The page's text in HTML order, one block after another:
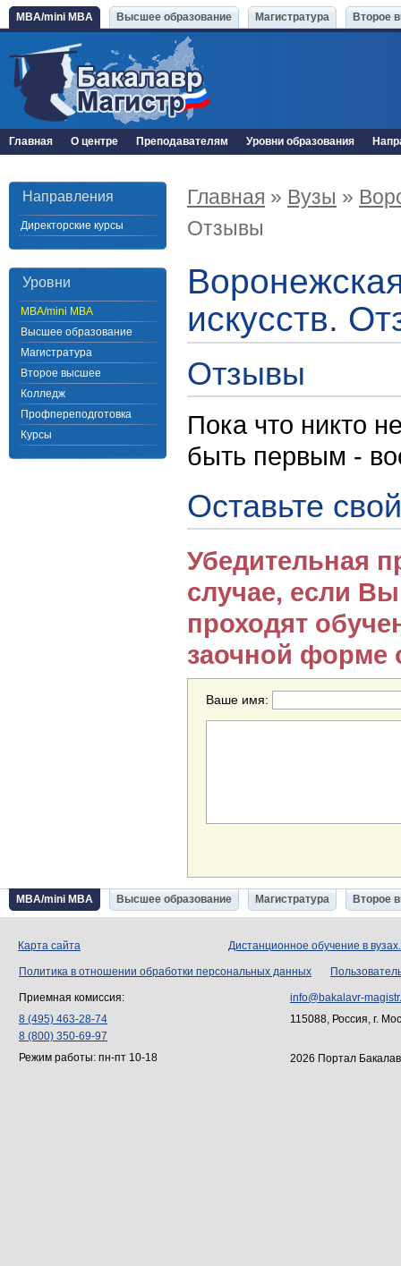
MBA/mini MBA Высшее образование Магистратура Второе
Главная О центре Преподавателям Уровни образования
Направления
Директорские курсы
Уровни
MBA/mini MBA
Высшее образование
Магистратура
Второе высшее
Колледж
Профпереподготовка
Курсы
Главная » Вузы »
Отзывы
искусств.
Отзывы
Пока что никто
быть первым -
Оставьте
Убедительная
случае, если
проходят
заочной форме
Ваше имя:
MBA/mini MBA Высшее образование Магистратура Второе
Карта сайта Дистанционное обучение в
Политика в отношении обработки персональных данных
Приемная комиссия:
8 (495) 463-28-74
8 (800) 350-69-97
Режим работы: пн-пт 10-18
info@bakalavr-
115088, Россия, г.
2026 Портал